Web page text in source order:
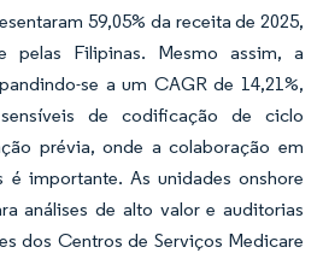
59,05% da receita de 2025,
pelas Filipinas. Mesmo assim, a
se a um CAGR de 14,21%,
de codificação de ciclo
prévia, onde a colaboração em
importante. As unidades onshore
análises de alto valor e auditorias
dos Centros de Serviços Medicare